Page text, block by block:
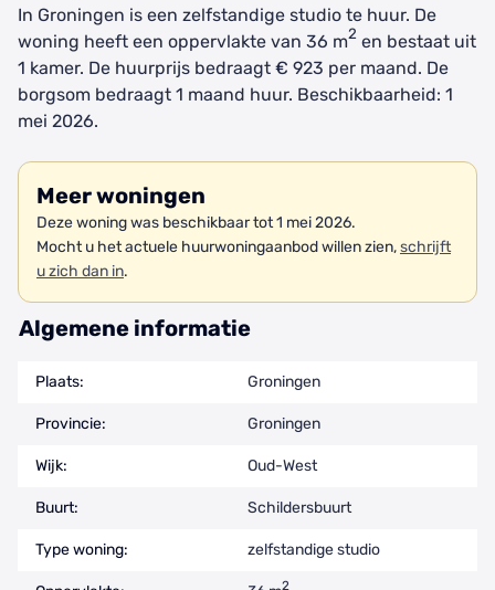
In Groningen is een zelfstandige studio te huur. De
woning heeft een oppervlakte van 36 m2 en bestaat uit
1 kamer. De huurprijs bedraagt € 923 per maand. De
borgsom bedraagt 1 maand huur. Beschikbaarheid: 1
mei 2026.
Meer woningen
Deze woning was beschikbaar tot 1 mei 2026.
Mocht u het actuele huurwoningaanbod willen zien,schrijft
u zich dan in.
Algemene informatie
Plaats: Groningen
Provincie: Groningen
Wijk: Oud-West
Buurt: Schildersbuurt
Type woning: zelfstandige studio
2